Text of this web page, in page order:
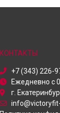
КОНТАКТЫ
+7 (343) 226-
Ежедневно с
г.